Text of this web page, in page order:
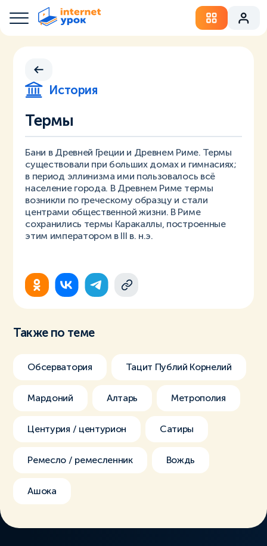
История
Термы
Бани в Древней Греции и Древнем Риме. Термы
существовали при больших домах и гимнасиях;
в период эллинизма ими пользовалось всё
население города. В Древнем Риме термы
возникли по греческому образцу и стали
центрами общественной жизни. В Риме
сохранились термы Каракаллы, построенные
этим императором в III в. н.э.
Также по теме
Обсерватория Тацит Публий Корнелий
Мардоний Алтарь Метрополия
Центурия / центурион Сатиры
Ремесло / ремесленник Вождь
Ашока